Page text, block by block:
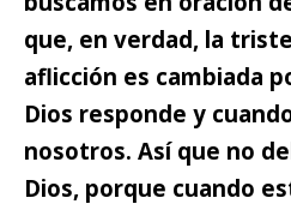
que, en verdad, la
aflicción es cambiada
Dios responde y
nosotros. Así que no
Dios, porque cuando